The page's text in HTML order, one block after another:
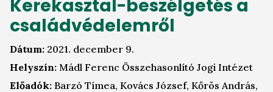
Kerekasztal-beszélgetés a
családvédelemről
Dátum: 2021. december 9.
Helyszín: Mádl Ferenc Összehasonlító Jogi Intézet
Előadók: Barzó Tímea, Kovács József, Kőrös András,